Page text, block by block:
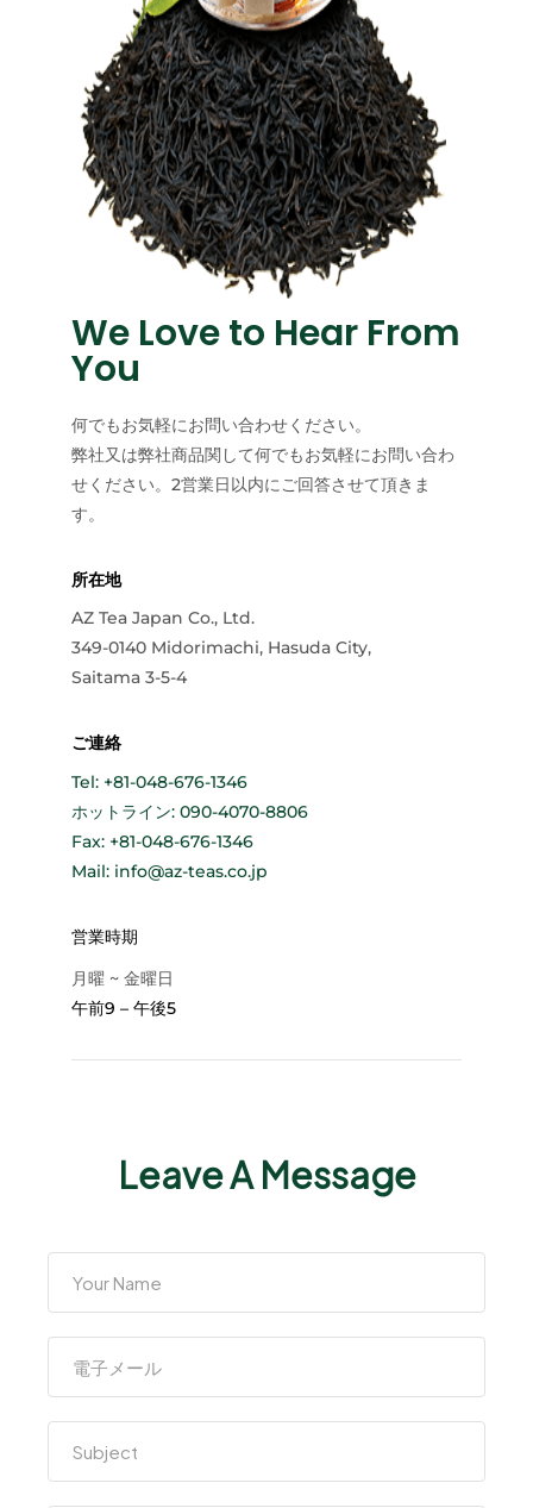
We Love to Hear From
You
何でもお気軽にお問い合わせください。
弊社又は弊社商品関して何でもお気軽にお問い合わ
せください。2営業日以内にご回答させて頂きま
す。
所在地
AZ Tea Japan Co., Ltd.
349-0140 Midorimachi, Hasuda City,
Saitama 3-5-4
ご連絡
Tel: +81-048-676-1346
ホットライン: 090-4070-8806
Fax: +81-048-676-1346
Mail: info@az-teas.co.jp
営業時期
月曜 ~ 金曜日
午前9 – 午後5
Leave A Message